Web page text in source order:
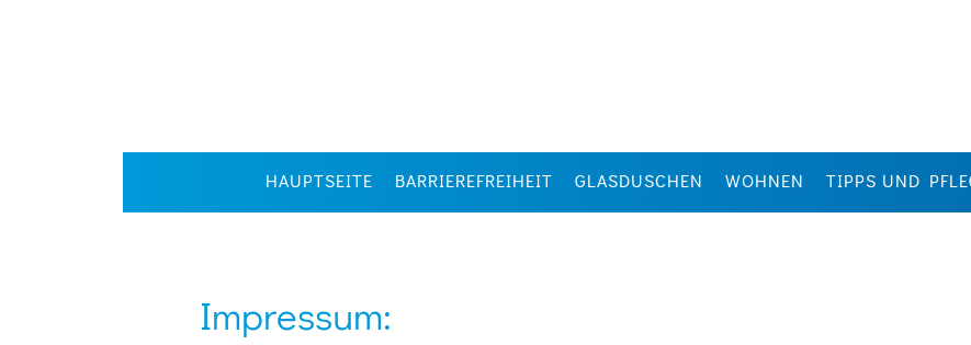
HAUPTSEITE BARRIEREFREIHEIT GLASDUSCHEN WOHNEN TIPPS UND
Impressum: